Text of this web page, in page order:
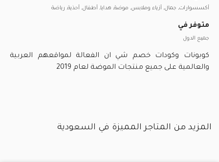
أكسسوارات, جمال, أزياء وملابس, موضة, هدايا, أطفال, أحذية, رياضة
متوفر في
جميع الدول
كوبونات وكودات خصم شي ان الفعالة لمواقعهم العربية
والعالمية على جميع منتجات الموضة لعام 2019
المزيد من المتاجر المميزة في السعودية